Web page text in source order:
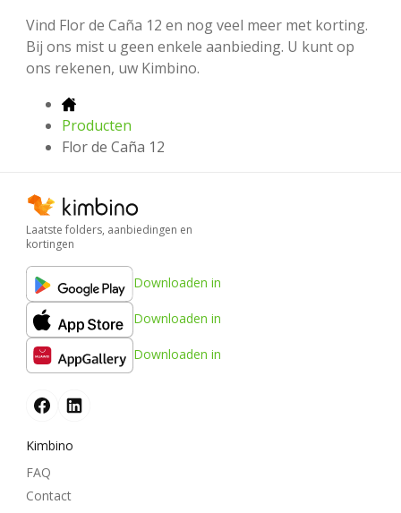
Vind Flor de Caña 12 en nog veel meer met korting.
Bij ons mist u geen enkele aanbieding. U kunt op
ons rekenen, uw Kimbino.
Producten
Flor de Caña 12
Laatste folders, aanbiedingen en
kortingen
Downloaden in
Downloaden in
Downloaden in
Kimbino
FAQ
Contact